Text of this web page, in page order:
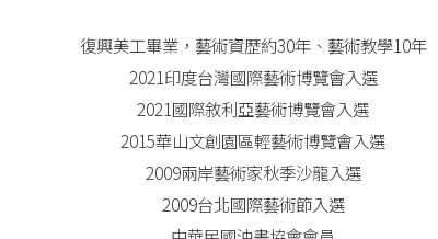
復興美工畢業，藝術資歷約30年、藝術教學10年
2021印度台灣國際藝術博覽會入選
2021國際敘利亞藝術博覽會入選
2015華山文創園區輕藝術博覽會入選
2009兩岸藝術家秋季沙龍入選
2009台北國際藝術節入選